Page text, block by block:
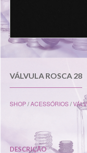
VÁLVULA ROSCA 28
SHOP/ACESSÓRIOS/
DESCRIÇÃO